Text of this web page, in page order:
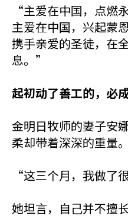
“主爱在中国，点燃
主爱在中国，兴起蒙
携手亲爱的圣徒，在
息。”
起初动了善工的，必
金明日牧师的妻子安
柔却带着深深的重量。
“这三个月，我做了
她坦言，自己并不擅